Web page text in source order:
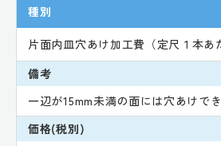
種別
片面内皿穴あけ加工費（定尺１本あ
備考
一辺が15mm未満の面には穴あけで
価格(税別)